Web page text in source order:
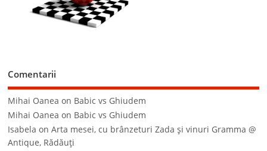
Comentarii
Mihai Oanea on Babic vs Ghiudem
Mihai Oanea on Babic vs Ghiudem
Isabela onArta mesei, cu brânzeturi Zada şi vinuri Gramma @
Antique, Rădăuţi